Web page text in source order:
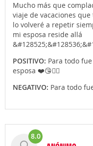
Mucho más que
viaje de vacaciones
lo volveré a repetir
mi esposa reside allá
POSITIVO: Para todo
esposa ❤️😘👍🏼
NEGATIVO: Para todo
8.0